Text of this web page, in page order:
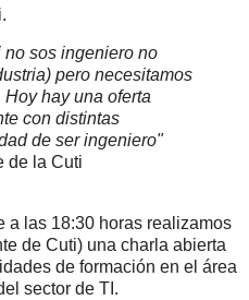
sos ingeniero no
pero necesitamos
hay una oferta
con distintas
de ser ingeniero"
de la Cuti
a las 18:30 horas realizamos
de Cuti) una charla abierta
de formación en el área
sector de TI.